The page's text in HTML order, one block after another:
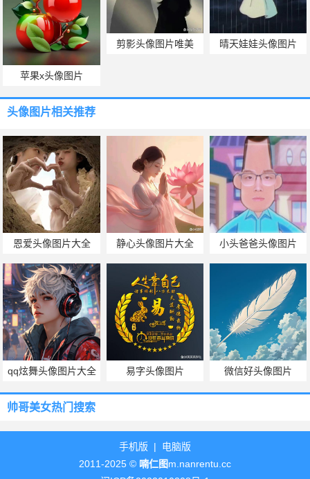
苹果x头像图片
剪影头像图片唯美 晴天娃娃头像图片
头像图片相关推荐
恩爱头像图片大全 静心头像图片大全 小头爸爸头像图片
qq炫舞头像图片大全 易字头像图片 微信好头像图片
帅哥美女热门搜索
手机版 | 电脑版
2011-2025 © 喃仁图m.nanrentu.cc